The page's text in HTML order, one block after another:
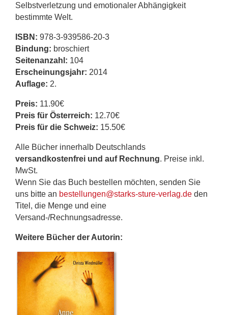
Selbstverletzung und emotionaler Abhängigkeit
bestimmte Welt.
ISBN: 978-3-939586-20-3
Bindung: broschiert
Seitenanzahl: 104
Erscheinungsjahr: 2014
Auflage: 2.
Preis: 11.90€
Preis für Österreich: 12.70€
Preis für die Schweiz: 15.50€
Alle Bücher innerhalb Deutschlands
versandkostenfrei und auf Rechnung. Preise inkl.
MwSt.
Wenn Sie das Buch bestellen möchten, senden Sie
uns bitte an bestellungen@starks-sture-verlag.de den
Titel, die Menge und eine
Versand-/Rechnungsadresse.
Weitere Bücher der Autorin: